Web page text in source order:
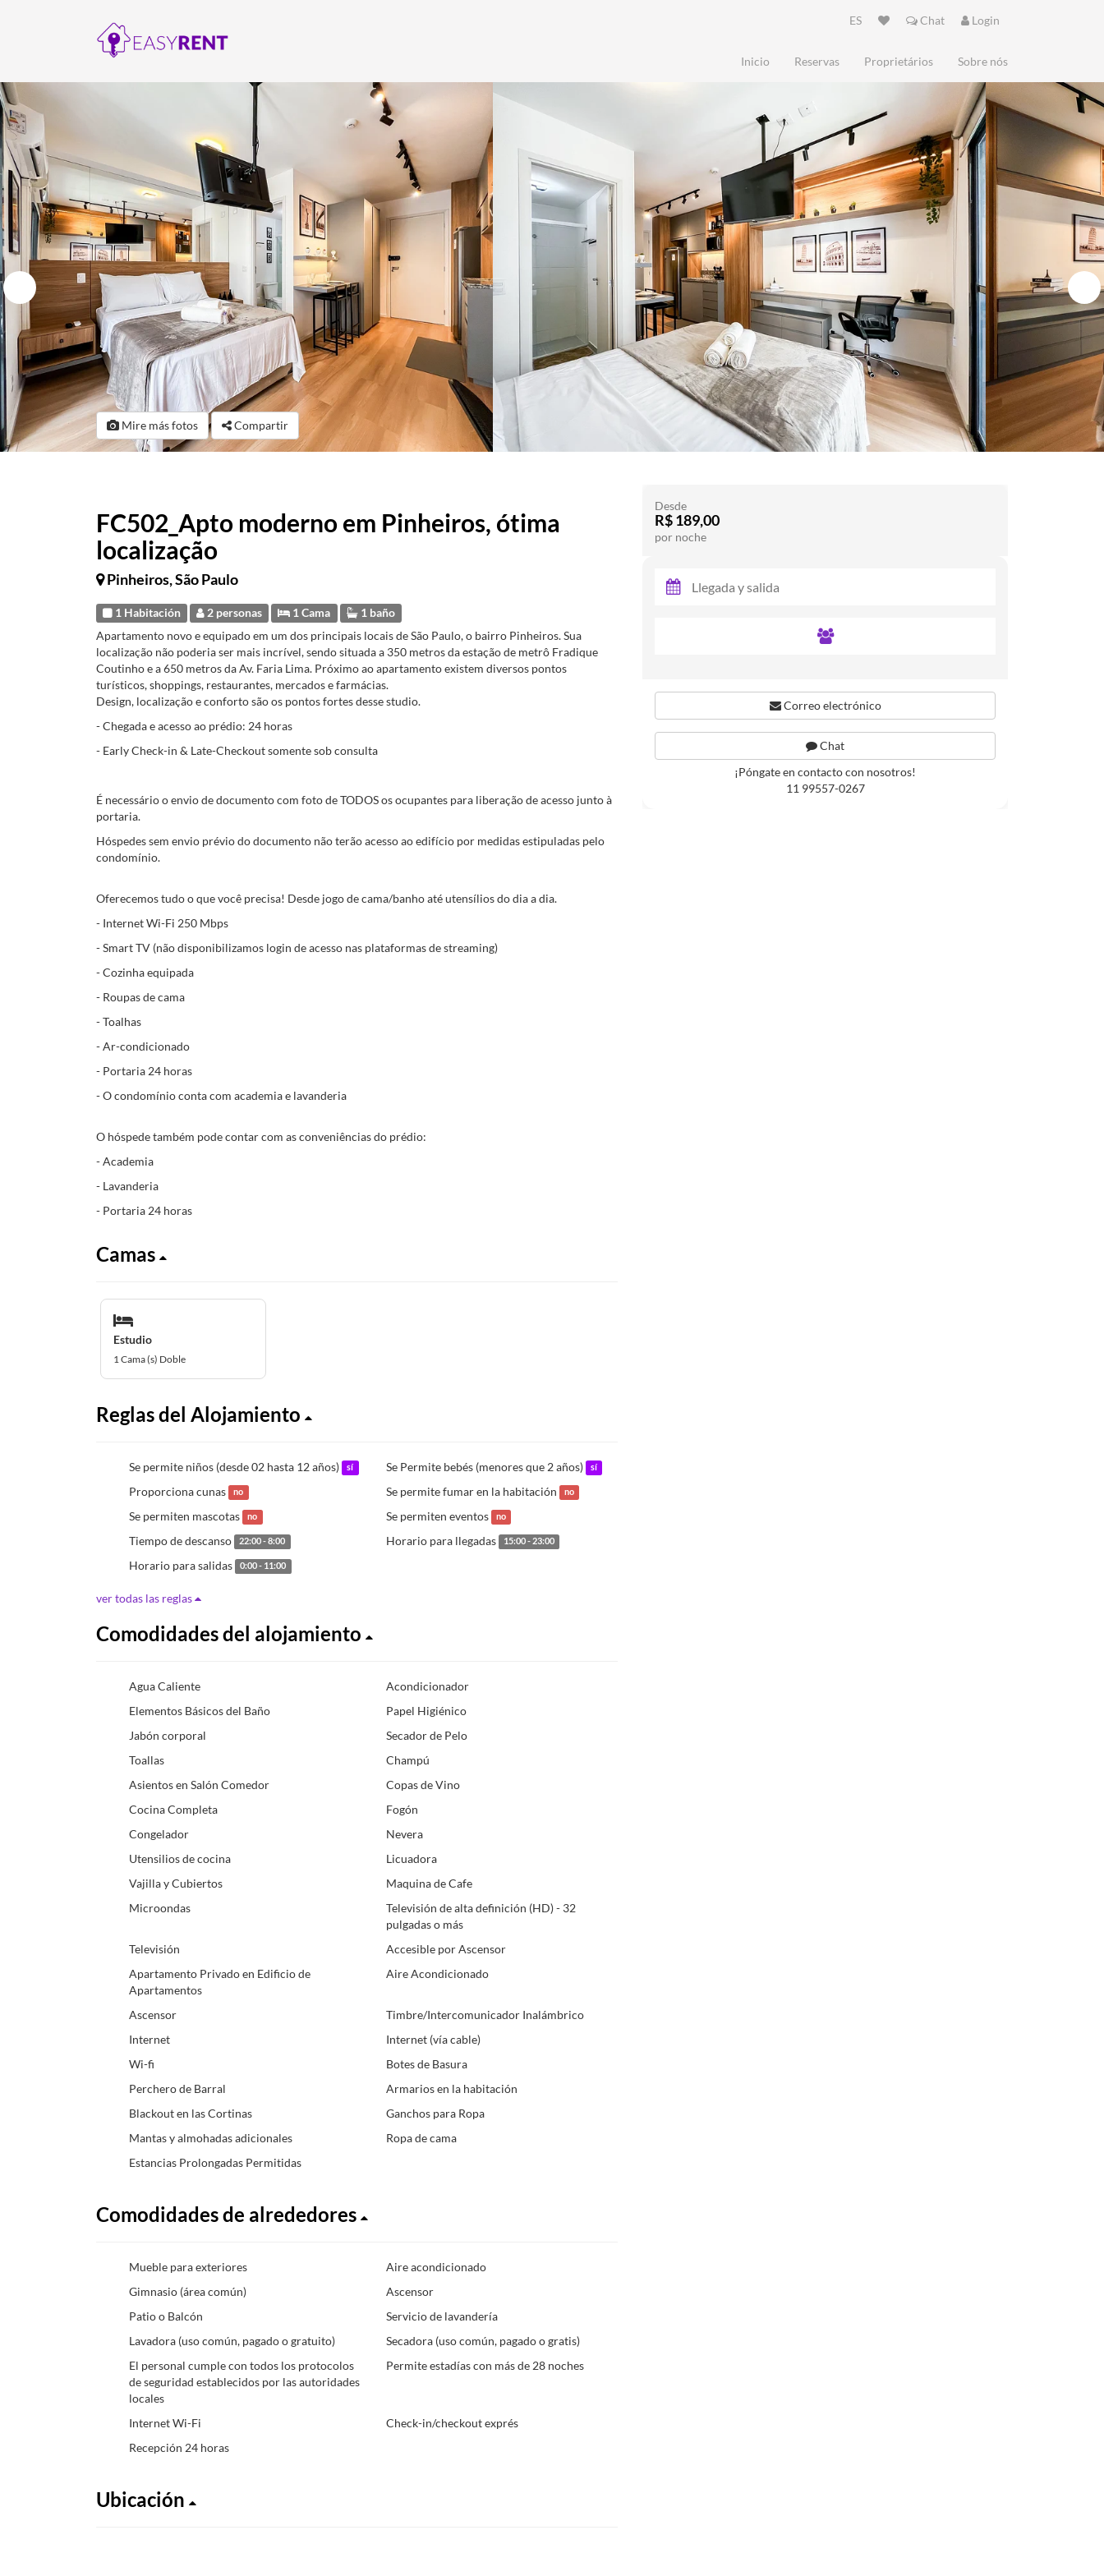
ES Chat Login
Inicio Reservas Proprietários Sobre nós
Mire más fotos Compartir
FC502_Apto moderno em Pinheiros, ótima
localização
Pinheiros, São Paulo
1 Habitación 2 personas 1 Cama 1 baño
Apartamento novo e equipado em um dos principais locais de São Paulo, o bairro Pinheiros. Sua
localização não poderia ser mais incrível, sendo situada a 350 metros da estação de metrô Fradique
Coutinho e a 650 metros da Av. Faria Lima. Próximo ao apartamento existem diversos pontos
turísticos, shoppings, restaurantes, mercados e farmácias.
Design, localização e conforto são os pontos fortes desse studio.
- Chegada e acesso ao prédio: 24 horas
- Early Check-in & Late-Checkout somente sob consulta
É necessário o envio de documento com foto de TODOS os ocupantes para liberação de acesso junto à
portaria.
Hóspedes sem envio prévio do documento não terão acesso ao edifício por medidas estipuladas pelo
condomínio.
Oferecemos tudo o que você precisa! Desde jogo de cama/banho até utensílios do dia a dia.
- Internet Wi-Fi 250 Mbps
- Smart TV (não disponibilizamos login de acesso nas plataformas de streaming)
- Cozinha equipada
- Roupas de cama
- Toalhas
- Ar-condicionado
- Portaria 24 horas
- O condomínio conta com academia e lavanderia
O hóspede também pode contar com as conveniências do prédio:
- Academia
- Lavanderia
- Portaria 24 horas
Camas
Estudio
1 Cama (s) Doble
Reglas del Alojamiento
Se permite niños (desde 02 hasta 12 años) sí Se Permite bebés (menores que 2 años) sí
Proporciona cunas no Se permite fumar en la habitación no
Se permiten mascotas no Se permiten eventos no
Tiempo de descanso 22:00 - 8:00 Horario para llegadas 15:00 - 23:00
Horario para salidas 0:00 - 11:00
ver todas las reglas
Comodidades del alojamiento
Agua Caliente
Acondicionador
Elementos Básicos del Baño
Papel Higiénico
Jabón corporal
Secador de Pelo
Toallas
Champú
Asientos en Salón Comedor
Copas de Vino
Cocina Completa
Fogón
Congelador
Nevera
Utensilios de cocina
Licuadora
Vajilla y Cubiertos
Maquina de Cafe
Microondas
Televisión de alta definición (HD) - 32
pulgadas o más
Televisión
Accesible por Ascensor
Apartamento Privado en Edificio de
Apartamentos
Aire Acondicionado
Ascensor
Timbre/Intercomunicador Inalámbrico
Internet
Internet (vía cable)
Wi-fi
Botes de Basura
Perchero de Barral
Armarios en la habitación
Blackout en las Cortinas
Ganchos para Ropa
Mantas y almohadas adicionales
Ropa de cama
Estancias Prolongadas Permitidas
Comodidades de alrededores
Mueble para exteriores
Aire acondicionado
Gimnasio (área común)
Ascensor
Patio o Balcón
Servicio de lavandería
Lavadora (uso común, pagado o gratuito)
Secadora (uso común, pagado o gratis)
El personal cumple con todos los protocolos
de seguridad establecidos por las autoridades
locales
Permite estadías con más de 28 noches
Internet Wi-Fi
Check-in/checkout exprés
Recepción 24 horas
Ubicación
Desde
R$ 189,00
por noche
Correo electrónico
Chat
¡Póngate en contacto con nosotros!
11 99557-0267